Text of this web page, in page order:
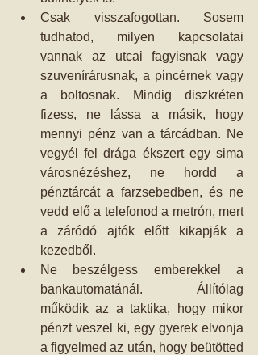
Csak visszafogottan. Sosem
tudhatod, milyen kapcsolatai
vannak az utcai fagyisnak vagy
szuvenírárusnak, a pincérnek vagy
a boltosnak. Mindig diszkréten
fizess, ne lássa a másik, hogy
mennyi pénz van a tárcádban. Ne
vegyél fel drága ékszert egy sima
városnézéshez, ne hordd a
pénztárcát a farzsebedben, és ne
vedd elő a telefonod a metrón, mert
a záródó ajtók előtt kikapják a
kezedből.
Ne beszélgess emberekkel a
bankautomatánál. Állítólag
működik az a taktika, hogy mikor
pénzt veszel ki, egy gyerek elvonja
a figyelmed az után, hogy beütötted